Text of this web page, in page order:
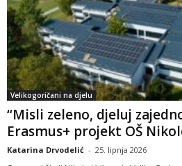
Velikogoričani na djelu
“Misli zeleno, djeluj
Erasmus+ projekt OŠ
Katarina Drvodelić - 25. lipnja 2026